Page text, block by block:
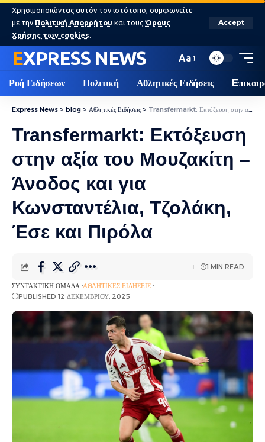
Χρησιμοποιώντας αυτόν τον ιστότοπο, συμφωνείτε
με την Πολιτική Απορρήτου και τους Όρους
Χρήσης των cookies.
Accept
EXPRESS NEWS Aa
Ροή Ειδήσεων Πολιτική Αθλητικές Ειδήσεις
Express News > blog > Αθλητικές Ειδήσεις > Transfermarkt: Εκτόξευση στην αξία του Μουζακίτη – Άνοδος και για Κωνσταντέλια, Τζολάκη, Έσε και Πιρόλα
Transfermarkt: Εκτόξευση
στην αξία του Μουζακίτη –
Άνοδος και για
Κωνσταντέλια, Τζολάκη,
Έσε και Πιρόλα
ΣΥΝΤΑΚΤΙΚΉ ΟΜΆΔΑ ΑΘΛΗΤΙΚΈΣ ΕΙΔΉΣΕΙΣ
PUBLISHED 12 ΔΕΚΕΜΒΡΊΟΥ, 2025
1 MIN READ